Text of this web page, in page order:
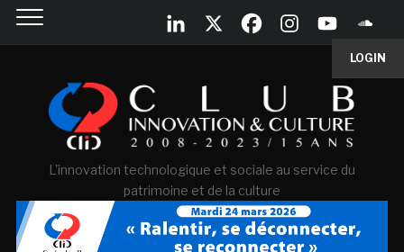
LOGIN
L'innovation technologique et sociale au service du
patrimoine et de la culture